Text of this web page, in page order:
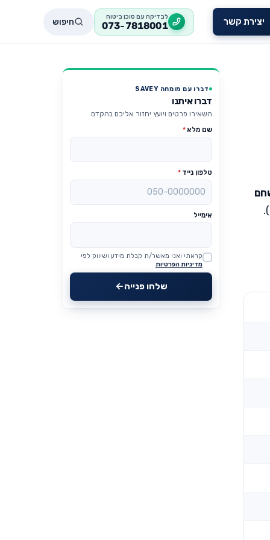
יצירת קשר לבדיקה עם סוכן ביטוח
073-7818001 חיפוש
דברו עם מומחה SAVEY
דברו איתנו
השאירו פרטים ויועץ יחזור אליכם בהקדם.
שם מלא*
טלפון נייד *
אימייל
Website
קראתי ואני מאשר/ת קבלת מידע ושיווק לפי
מדיניות הפרטיות
שלחו פנייה